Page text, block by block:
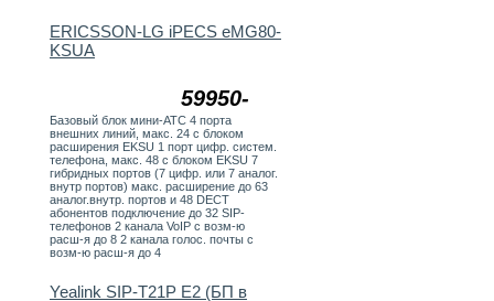
59950-
ERICSSON-LG iPECS eMG80-
KSUA
Базовый блок мини-АТС 4 порта
внешних линий, макс. 24 с блоком
расширения EKSU 1 порт цифр. систем.
телефона, макс. 48 с блоком EKSU 7
гибридных портов (7 цифр. или 7 аналог.
внутр портов) макс. расширение до 63
аналог.внутр. портов и 48 DECT
абонентов подключение до 32 SIP-
телефонов 2 канала VoIP с возм-ю
расш-я до 8 2 канала голос. почты с
возм-ю расш-я до 4
Yealink SIP-T21P E2 (БП в